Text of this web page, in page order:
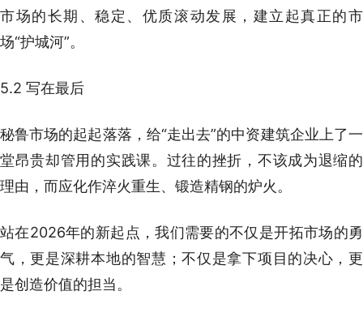
市场的长期、稳定、优质滚动发展，建立起真正的市
场“护城河”。
5.2 写在最后
秘鲁市场的起起落落，给“走出去”的中资建筑企业上了一
堂昂贵却管用的实践课。过往的挫折，不该成为退缩的
理由，而应化作淬火重生、锻造精钢的炉火。
站在2026年的新起点，我们需要的不仅是开拓市场的勇
气，更是深耕本地的智慧；不仅是拿下项目的决心，更
是创造价值的担当。